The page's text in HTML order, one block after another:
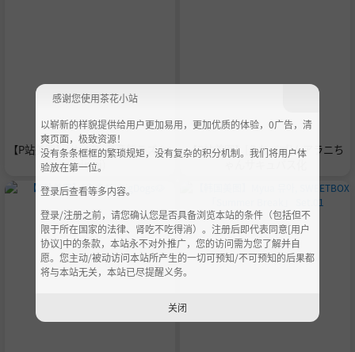
【P站美图】[サイファ] 変態ラズ (m
aimai)
【P站美图】[うねバブ]ムアラニち
感谢您使用茶花小站
以崭新的样貌提供给用户更加易用，更加优质的体验，0广告，清
爽页面，极致资源！
没有条条框框的繁琐规矩，没有复杂的积分机制。我们将用户体
验放在第一位。
登录后查看等多内容。
登录/注册之前，请您确认您是否具备浏览本站的条件（包括但不
限于所在国家的法律、肾吃不吃得消）。注册后即代表同意[用户
协议]中的条款，本站永不对外推广，您的访问需为您了解并自
愿。您主动/被动访问本站所产生的一切可预知/不可预知的后果都
将与本站无关，本站已尽提醒义务。
关闭